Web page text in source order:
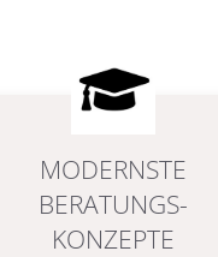
MODERNSTE
BERATUNGS-
KONZEPTE